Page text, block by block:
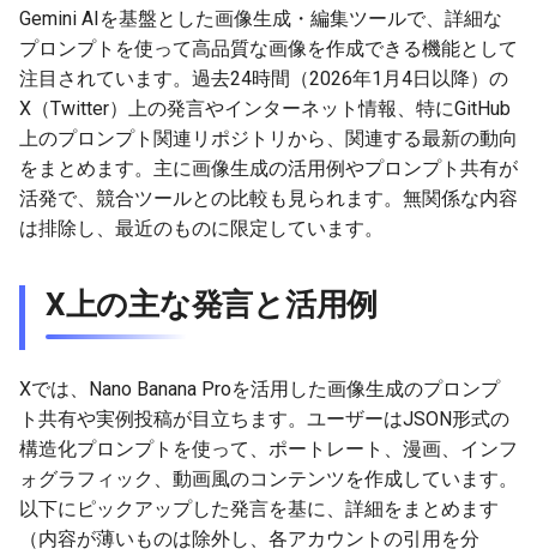
e
a
h
2026-07-08
2026-07-07
2026-07-06
2026-07-05
2026-07-04
2026-07-02
2026-07-01
2026-06-30
2025-12-22
2025-12-21
2025-12-20
2025-12-19
2025-12-18
2025-12-16
2025-12-15
2025-12-14
2026-07-08
2026-07-07
2026-07-06
2026-07-05
2026-07-04
2026-07-02
2026-07-01
2026-06-30
2025-12-22
2025-12-21
2025-12-20
2025-12-19
2025-12-18
2025-12-16
2025-12-15
2025-12-14
2026-05-03
2026-04-26
2026-04-19
2026-04-15
2026-05-10
2026-05-03
2026-04-26
2026-04-19
2026-04-12
2026-03-29
2026-03-22
2026-03-15
2025-11-02
2025-10-26
2025-10-19
2025-10-12
2025-10-05
2025-09-28
2025-09-24
2025-09-21
2026-05-10
2026-05-03
2026-04-26
2026-04-19
2026-04-12
2026-03-29
2026-03-22
2026-03-15
2026-05-10
2026-05-03
2026-04-26
2026-04-19
2026-04-12
2026-03-29
2026-03-22
2026-03-15
2025-10-26
2025-10-19
2025-10-12
2025-10-05
2025-10-04
2025-12-22
2025-12-21
2025-12-20
2025-12-19
2025-12-18
2025-12-17
2025-12-16
2025-12-15
2025-12-14
2026-05-10
2026-05-03
2026-04-26
2026-04-19
2026-04-12
2026-03-29
2026-03-22
2026-03-15
2025-10-26
2025-10-19
2025-10-12
2025-10-05
2025-10-02
2025-09-23
2026-04-26
2026-04-19
2026-04-12
2026-04-07
2026-04-05
2026-03-22
2026-03-15
2026-03-08
2026-07-07
2026-07-06
2026-07-05
2026-07-04
2026-07-03
2026-07-01
2026-06-30
2026-06-28
2025-12-22
2025-12-21
2025-12-20
2025-12-19
2025-12-18
2025-12-16
2025-12-15
2025-12-14
2026-05-10
2026-05-03
2026-04-26
2026-04-19
2026-04-12
2026-03-29
2026-03-22
2026-03-15
2026-07-07
2026-07-06
2026-07-05
2026-07-04
2026-07-03
2026-07-01
2026-06-30
2026-06-29
2026-05-19
2026-05-18
2026-07-06
2026-07-05
2026-07-04
2026-07-02
2026-07-01
2026-06-29
2026-06-28
2026-06-25
2026-05-10
2026-05-03
2026-04-26
2026-04-19
2026-04-12
2026-03-30
Gemini AIを基盤とした画像生成・編集ツールで、詳細な
プロンプトを使って高品質な画像を作成できる機能として
注目されています。過去24時間（2026年1月4日以降）の
X（Twitter）上の発言やインターネット情報、特にGitHub
上のプロンプト関連リポジトリから、関連する最新の動向
をまとめます。主に画像生成の活用例やプロンプト共有が
活発で、競合ツールとの比較も見られます。無関係な内容
は排除し、最近のものに限定しています。
X上の主な発言と活用例
Xでは、Nano Banana Proを活用した画像生成のプロンプ
ト共有や実例投稿が目立ちます。ユーザーはJSON形式の
構造化プロンプトを使って、ポートレート、漫画、インフ
ォグラフィック、動画風のコンテンツを作成しています。
以下にピックアップした発言を基に、詳細をまとめます
（内容が薄いものは除外し、各アカウントの引用を分